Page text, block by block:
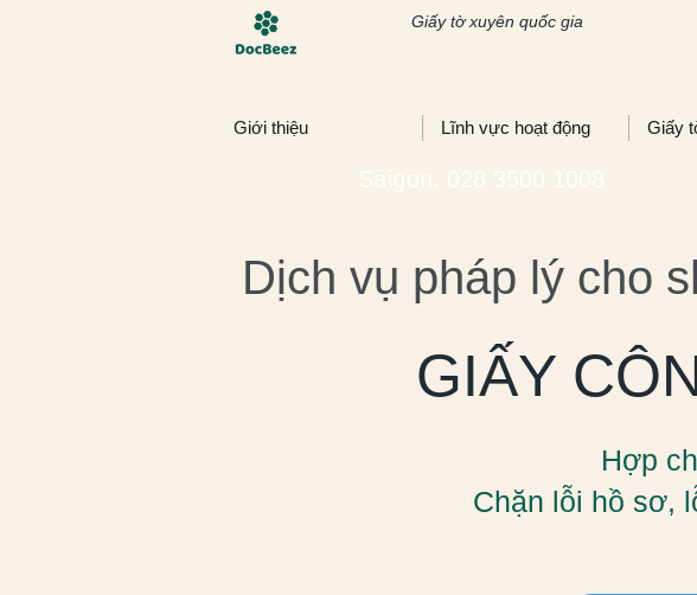
Giấy tờ xuyên quốc gia
Giới thiệu Lĩnh vực hoạt động Giấy
Saigon. 028 3500 1008
Dịch vụ pháp lý cho
GIẤY
Hợp
Chặn lỗi hồ sơ,